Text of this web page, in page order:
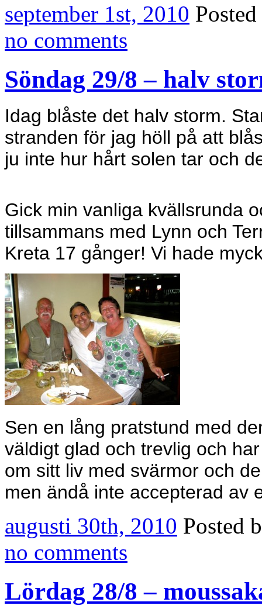
september 1st, 2010
no comments
Söndag 29/8 – halv
Idag blåste det halv storm.
stranden för jag höll på att
ju inte hur hårt solen tar och
Gick min vanliga kvällsrunda
tillsammans med Lynn och
Kreta 17 gånger! Vi hade
Sen en lång pratstund med
väldigt glad och trevlig och
om sitt liv med svärmor och
men ändå inte accepterad av
augusti 30th, 2010 Posted
no comments
Lördag 28/8 –